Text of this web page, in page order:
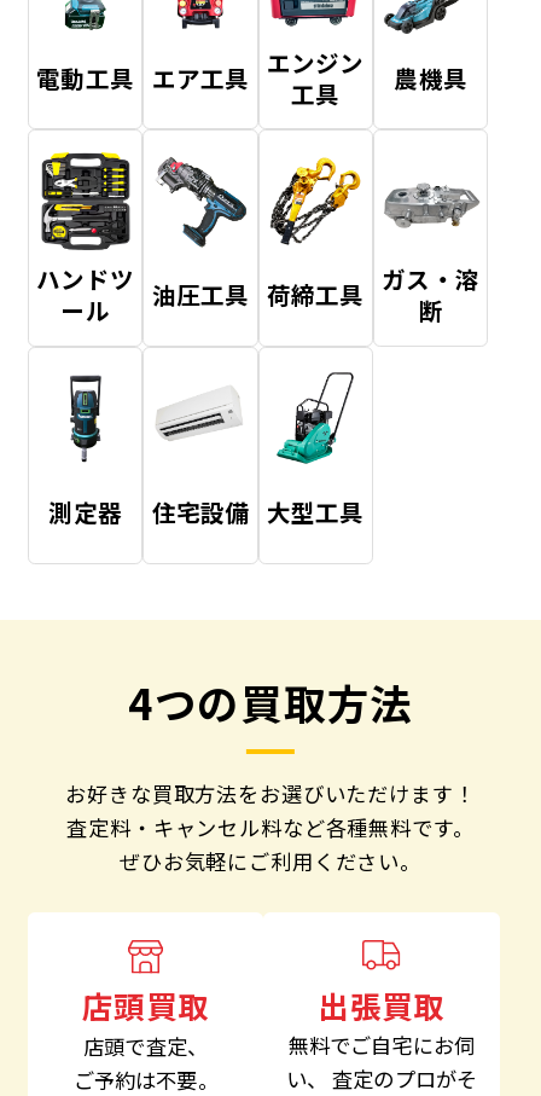
電動工具 エア工具 エンジン
工具
農機具
ハンドツ
ール
油圧工具 荷締工具 ガス・溶
断
測定器 住宅設備 大型工具
4つの買取方法
お好きな買取方法をお選びいただけます！
査定料・キャンセル料など各種無料です。
ぜひお気軽にご利用ください。
店頭買取
店頭で査定、
ご予約は不要。
出張買取
無料でご自宅にお伺
い、 査定のプロがそ